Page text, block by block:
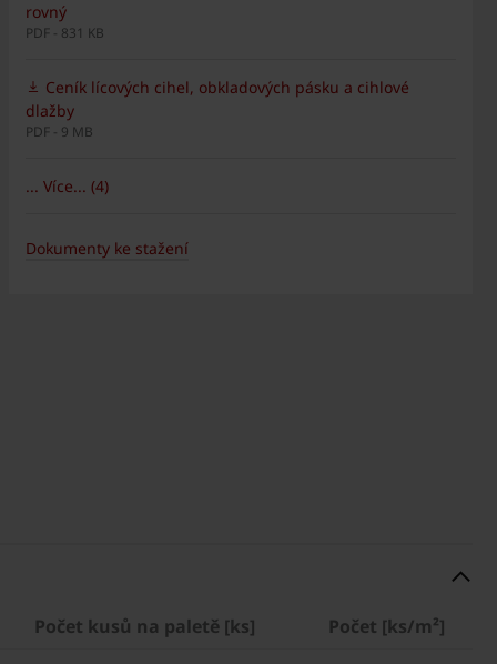
rovný
PDF - 831 KB
Ceník lícových cihel, obkladových pásku a cihlové
dlažby
PDF - 9 MB
... Více... (4)
Dokumenty ke stažení
Počet kusů na paletě [ks]
Počet [ks/m²]